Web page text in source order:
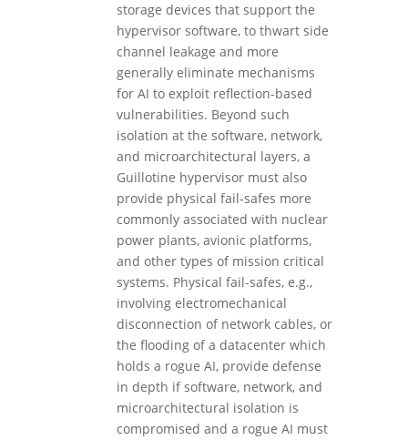
storage devices that support the
hypervisor software, to thwart side
channel leakage and more
generally eliminate mechanisms
for AI to exploit reflection-based
vulnerabilities. Beyond such
isolation at the software, network,
and microarchitectural layers, a
Guillotine hypervisor must also
provide physical fail-safes more
commonly associated with nuclear
power plants, avionic platforms,
and other types of mission critical
systems. Physical fail-safes, e.g.,
involving electromechanical
disconnection of network cables, or
the flooding of a datacenter which
holds a rogue AI, provide defense
in depth if software, network, and
microarchitectural isolation is
compromised and a rogue AI must